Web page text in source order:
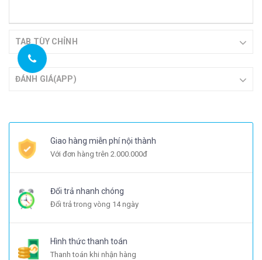
TAB TÙY CHỈNH
ĐÁNH GIÁ(APP)
Giao hàng miễn phí nội thành
Với đơn hàng trên 2.000.000đ
Đổi trả nhanh chóng
Đổi trả trong vòng 14 ngày
Hình thức thanh toán
Thanh toán khi nhận hàng